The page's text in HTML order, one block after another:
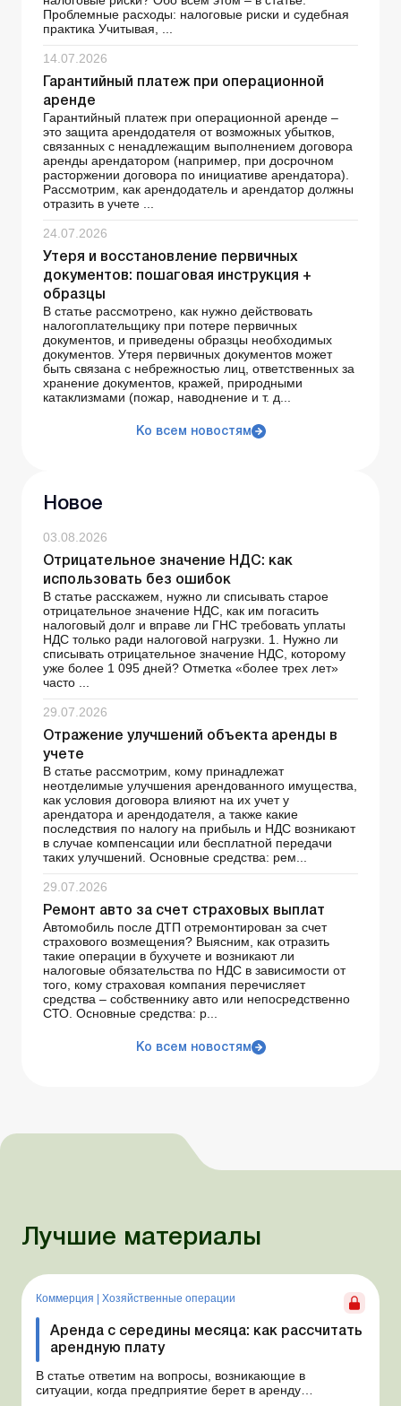
Проблемные расходы: налоговые риски и судебная
практика Учитывая, ...
14.07.2026
Гарантийный платеж при операционной
аренде
Гарантийный платеж при операционной аренде –
это защита арендодателя от возможных убытков,
связанных с ненадлежащим выполнением договора
аренды арендатором (например, при досрочном
расторжении договора по инициативе арендатора).
Рассмотрим, как арендодатель и арендатор должны
отразить в учете ...
24.07.2026
Утеря и восстановление первичных
документов: пошаговая инструкция +
образцы
В статье рассмотрено, как нужно действовать
налогоплательщику при потере первичных
документов, и приведены образцы необходимых
документов. Утеря первичных документов может
быть связана с небрежностью лиц, ответственных за
хранение документов, кражей, природными
катаклизмами (пожар, наводнение и т. д...
Ко всем новостям
Новое
03.08.2026
Отрицательное значение НДС: как
использовать без ошибок
В статье расскажем, нужно ли списывать старое
отрицательное значение НДС, как им погасить
налоговый долг и вправе ли ГНС требовать уплаты
НДС только ради налоговой нагрузки. 1. Нужно ли
списывать отрицательное значение НДС, которому
уже более 1 095 дней? Отметка «более трех лет»
часто ...
29.07.2026
Отражение улучшений объекта аренды в
учете
В статье рассмотрим, кому принадлежат
неотделимые улучшения арендованного имущества,
как условия договора влияют на их учет у
арендатора и арендодателя, а также какие
последствия по налогу на прибыль и НДС возникают
в случае компенсации или бесплатной передачи
таких улучшений. Основные средства: рем...
29.07.2026
Ремонт авто за счет страховых выплат
Автомобиль после ДТП отремонтирован за счет
страхового возмещения? Выясним, как отразить
такие операции в бухучете и возникают ли
налоговые обязательства по НДС в зависимости от
того, кому страховая компания перечисляет
средства – собственнику авто или непосредственно
СТО. Основные средства: р...
Ко всем новостям
Лучшие материалы
Коммерция Хозяйственные операции
Аренда с середины месяца: как рассчитать
арендную плату
В статье ответим на вопросы, возникающие в
ситуации, когда предприятие берет в аренду